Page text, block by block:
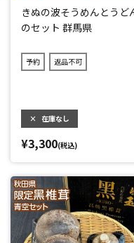
きぬの波そうめんとうど
のセット 群馬県
予約 返品不可
× 在庫なし
¥3,300(税込)